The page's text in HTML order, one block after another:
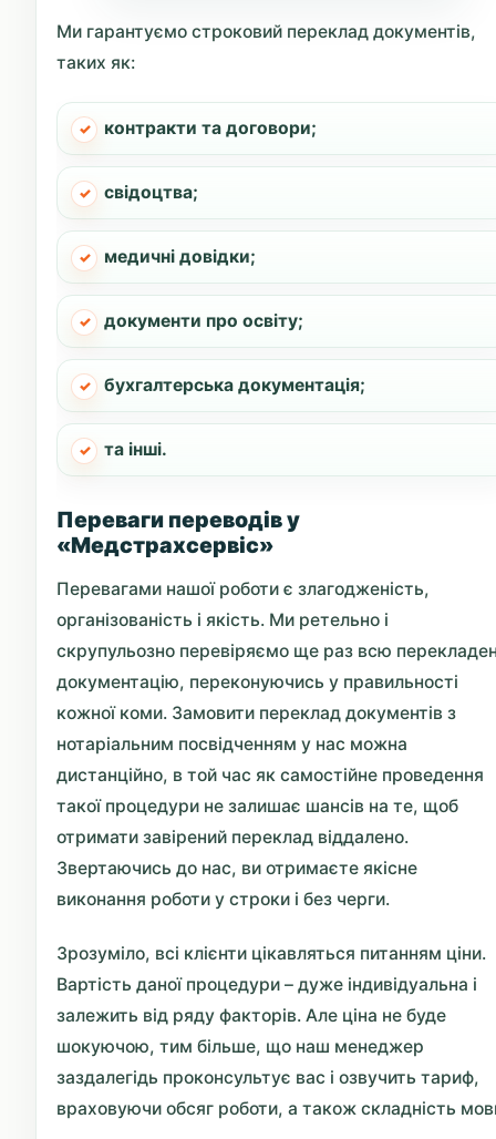
Ми гарантуємо строковий переклад документів,
таких як:
контракти та договори;
свідоцтва;
медичні довідки;
документи про освіту;
бухгалтерська документація;
та інші.
Переваги переводів у
«Медстрахсервіс»
Перевагами нашої роботи є злагодженість,
організованість і якість. Ми ретельно і
скрупульозно перевіряємо ще раз всю
документацію, переконуючись у правильності
кожної коми. Замовити переклад документів з
нотаріальним посвідченням у нас можна
дистанційно, в той час як самостійне проведення
такої процедури не залишає шансів на те, щоб
отримати завірений переклад віддалено.
Звертаючись до нас, ви отримаєте якісне
виконання роботи у строки і без черги.
Зрозуміло, всі клієнти цікавляться питанням ціни.
Вартість даної процедури – дуже індивідуальна і
залежить від ряду факторів. Але ціна не буде
шокуючою, тим більше, що наш менеджер
заздалегідь проконсультує вас і озвучить тариф,
враховуючи обсяг роботи, а також складність